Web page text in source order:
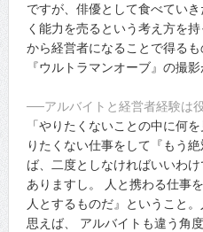
ですが、俳優として食べてい
く能力を売るという考え方を
から経営者になることで得るも
『ウルトラマンオーブ』の撮
──アルバイトと経営者経験は
「やりたくないことの中に何
りたくない仕事をして『もう
ば、二度としなければいいわ
ありますし。 人と携わる仕事
人とするものだ』ということ
思えば、 アルバイトも違う角